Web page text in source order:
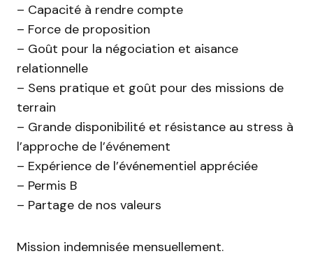
– Capacité à rendre compte
– Force de proposition
– Goût pour la négociation et aisance
relationnelle
– Sens pratique et goût pour des missions de
terrain
– Grande disponibilité et résistance au stress à
l’approche de l’événement
– Expérience de l’événementiel appréciée
– Permis B
– Partage de nos valeurs
Mission indemnisée mensuellement.